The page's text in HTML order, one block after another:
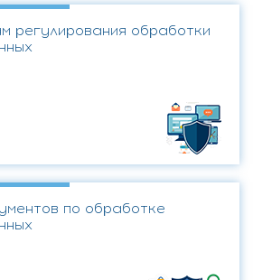
регулирования обработки
по обработке